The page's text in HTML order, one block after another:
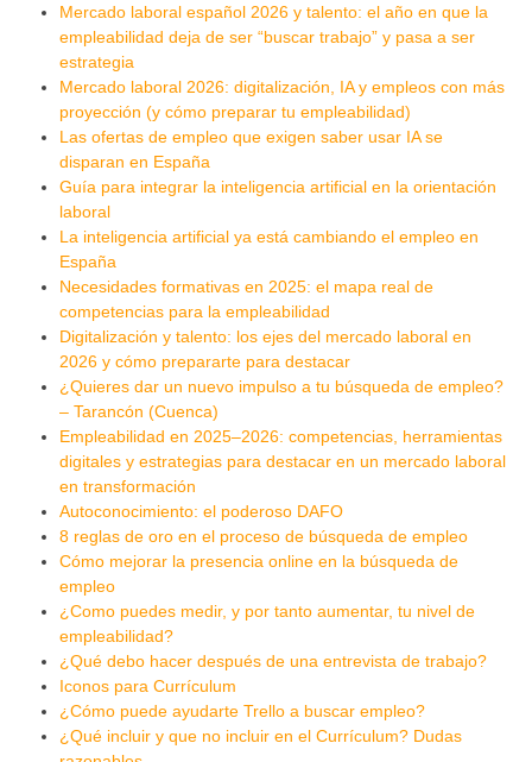
Mercado laboral español 2026 y talento: el año en que la
empleabilidad deja de ser “buscar trabajo” y pasa a ser
estrategia
Mercado laboral 2026: digitalización, IA y empleos con más
proyección (y cómo preparar tu empleabilidad)
Las ofertas de empleo que exigen saber usar IA se
disparan en España
Guía para integrar la inteligencia artificial en la orientación
laboral
La inteligencia artificial ya está cambiando el empleo en
España
Necesidades formativas en 2025: el mapa real de
competencias para la empleabilidad
Digitalización y talento: los ejes del mercado laboral en
2026 y cómo prepararte para destacar
¿Quieres dar un nuevo impulso a tu búsqueda de empleo?
– Tarancón (Cuenca)
Empleabilidad en 2025–2026: competencias, herramientas
digitales y estrategias para destacar en un mercado laboral
en transformación
Autoconocimiento: el poderoso DAFO
8 reglas de oro en el proceso de búsqueda de empleo
Cómo mejorar la presencia online en la búsqueda de
empleo
¿Como puedes medir, y por tanto aumentar, tu nivel de
empleabilidad?
¿Qué debo hacer después de una entrevista de trabajo?
Iconos para Currículum
¿Cómo puede ayudarte Trello a buscar empleo?
¿Qué incluir y que no incluir en el Currículum? Dudas